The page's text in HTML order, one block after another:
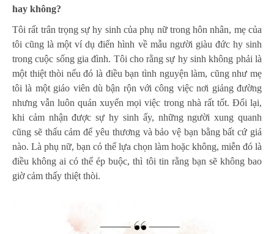
hay không?
Tôi rất trân trọng sự hy sinh của phụ nữ trong hôn nhân, mẹ của
tôi cũng là một ví dụ điển hình về mẫu người giàu đức hy sinh
trong cuộc sống gia đình. Tôi cho rằng sự hy sinh không phải là
một thiệt thòi nếu đó là điều bạn tình nguyện làm, cũng như mẹ
tôi là một giáo viên dù bận rộn với công việc nơi giảng đường
nhưng vẫn luôn quán xuyến mọi việc trong nhà rất tốt. Đổi lại,
khi cảm nhận được sự hy sinh ấy, những người xung quanh
cũng sẽ thấu cảm để yêu thương và bảo vệ bạn bằng bất cứ giá
nào. Là phụ nữ, bạn có thể lựa chọn làm hoặc không, miễn đó là
điều không ai có thể ép buộc, thì tôi tin rằng bạn sẽ không bao
giờ cảm thấy thiệt thòi.